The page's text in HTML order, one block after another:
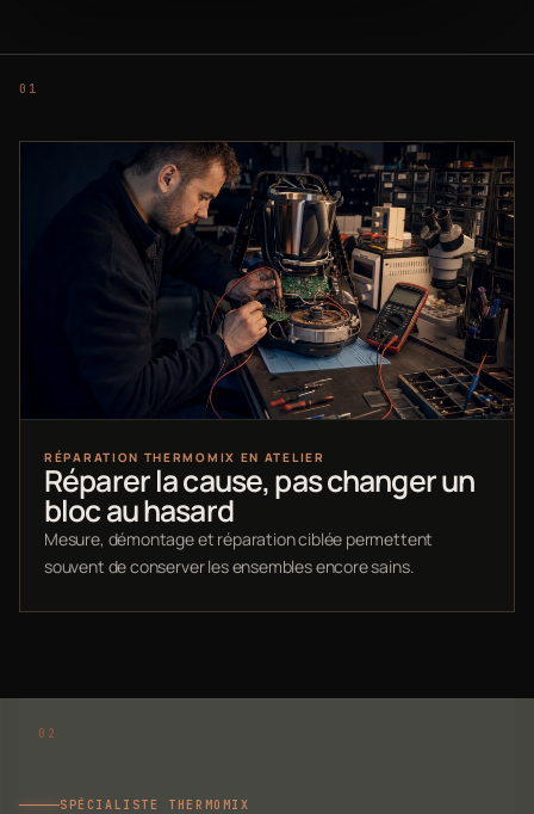
RÉPARATION THERMOMIX EN ATELIER
Réparer la cause, pas changer un
bloc au hasard
Mesure, démontage et réparation ciblée permettent
souvent de conserver les ensembles encore sains.
SPÉCIALISTE THERMOMIX